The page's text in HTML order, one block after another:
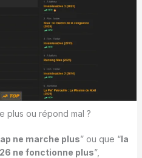
plus ou répond mal ?
ne marche plus” ou que “la
ne fonctionne plus”,